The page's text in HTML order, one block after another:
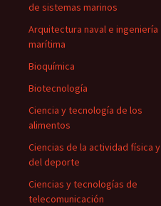
de sistemas marinos
Arquitectura naval e ingeniería
marítima
Bioquímica
Biotecnología
Ciencia y tecnología de los
alimentos
Ciencias de la actividad física y
del deporte
Ciencias y tecnologías de
telecomunicación